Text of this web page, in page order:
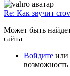
Re: Как звучит
Может быть
сайта
Войдите или
возможность